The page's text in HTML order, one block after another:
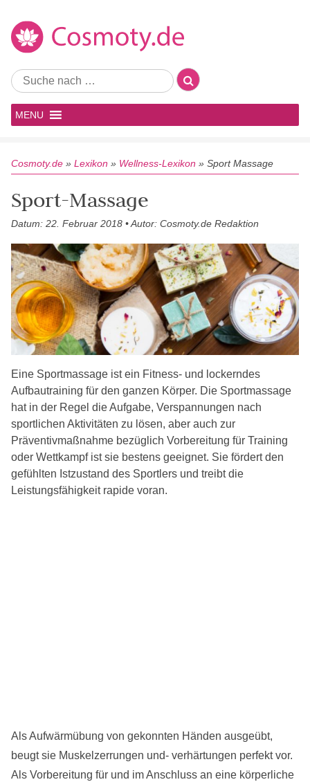
MENU
Cosmoty.de » Lexikon » Wellness-Lexikon » Sport Massage
Sport-Massage
Datum: 22. Februar 2018 • Autor: Cosmoty.de Redaktion
Eine Sportmassage ist ein Fitness- und lockerndes
Aufbautraining für den ganzen Körper. Die Sportmassage
hat in der Regel die Aufgabe, Verspannungen nach
sportlichen Aktivitäten zu lösen, aber auch zur
Präventivmaßnahme bezüglich Vorbereitung für Training
oder Wettkampf ist sie bestens geeignet. Sie fördert den
gefühlten Istzustand des Sportlers und treibt die
Leistungsfähigkeit rapide voran.
Als Aufwärmübung von gekonnten Händen ausgeübt,
beugt sie Muskelzerrungen und- verhärtungen perfekt vor.
Als Vorbereitung für und im Anschluss an eine körperliche